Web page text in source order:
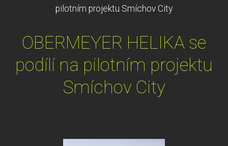
pilotním projektu Smíchov City
OBERMEYER HELIKA se
podílí na pilotním projektu
Smíchov City